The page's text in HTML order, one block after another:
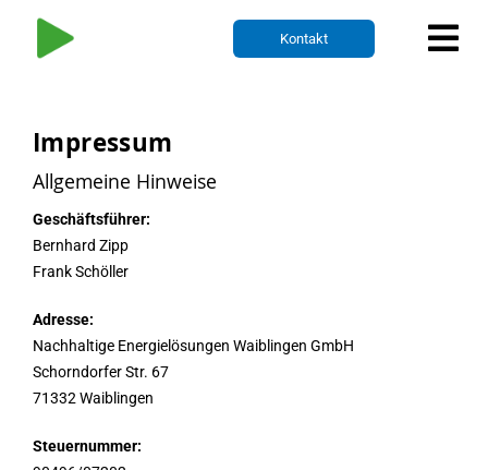
springen
Kontakt
Impressum
Allgemeine Hinweise
Geschäftsführer:
Bernhard Zipp
Frank Schöller
Adresse:
Nachhaltige Energielösungen Waiblingen GmbH
Schorndorfer Str. 67
71332 Waiblingen
Steuernummer: